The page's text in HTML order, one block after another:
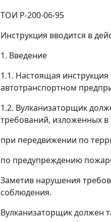
ТОИ Р-200-06-95
Инструкция вводится в
1. Введение
1.1. Настоящая
автотранспортном
1.2. Вулканизаторщик
требований, изложенных в
при передвижении по
по предупреждению
Заметив нарушения
соблюдения.
Вулканизаторщик должен